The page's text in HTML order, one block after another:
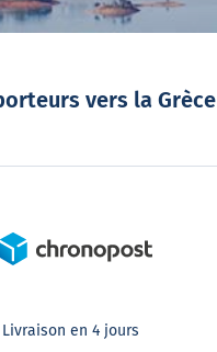
vers la Grèce
Livraison en 4 jours